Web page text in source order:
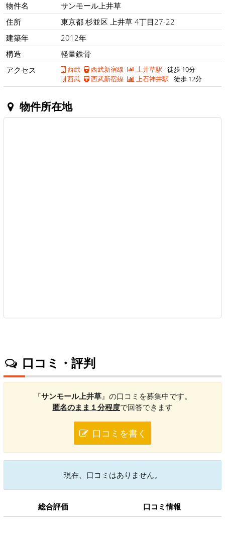
物件名
サンモール上井草
住所
東京都 杉並区 上井草 4丁目27-22
建築年
2012年
構造
軽量鉄骨
アクセス
西武 西武新宿線 上井草駅 徒歩 10分
西武
西武新宿線 上石神井駅 徒歩 12分
物件所在地
口コミ・評判
『サンモール上井草』の口コミを募集中です。
匿名のまま１分程度で回答できます
口コミを書く
現在、口コミはありません。
総合評価 口コミ情報